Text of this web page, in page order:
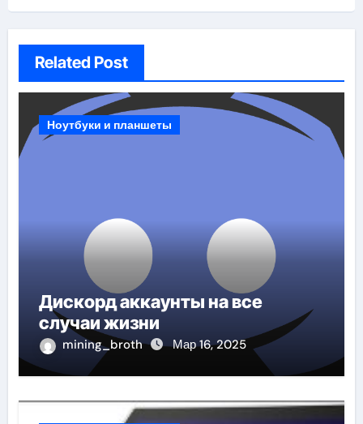
Related Post
Ноутбуки и планшеты
Дискорд аккаунты на все
случаи жизни
mining_broth Мар 16, 2025